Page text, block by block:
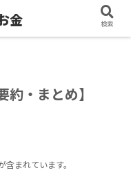
・まとめ】
まれています。
金 検索